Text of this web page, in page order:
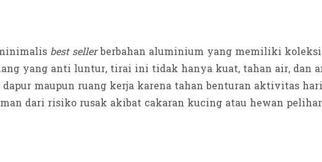
best sellerberbahan aluminium yang memiliki
yang anti luntur, tirai ini tidak hanya kuat, tahan air, dan
maupun ruang kerja karena tahan benturan aktivitas
dari risiko rusak akibat cakaran kucing atau hewan